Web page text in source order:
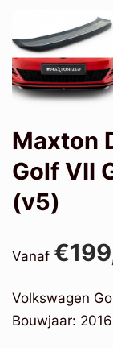
Maxton
Golf VII
(v5)
Vanaf
Volkswagen
Bouwjaar: